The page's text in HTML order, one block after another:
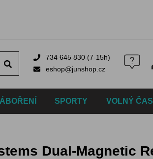
734 645 830 (7-15h)
eshop@junshop.cz
SPORTY VOLNÝ ČAS